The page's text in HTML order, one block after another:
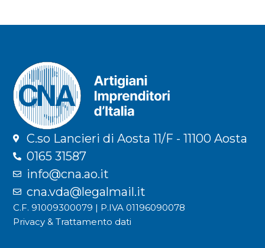
C.so Lancieri di Aosta 11/F - 11100 Aosta
0165 31587
info@cna.ao.it
cna.vda@legalmail.it
C.F. 91009300079 | P.IVA 01196090078
Privacy & Trattamento dati